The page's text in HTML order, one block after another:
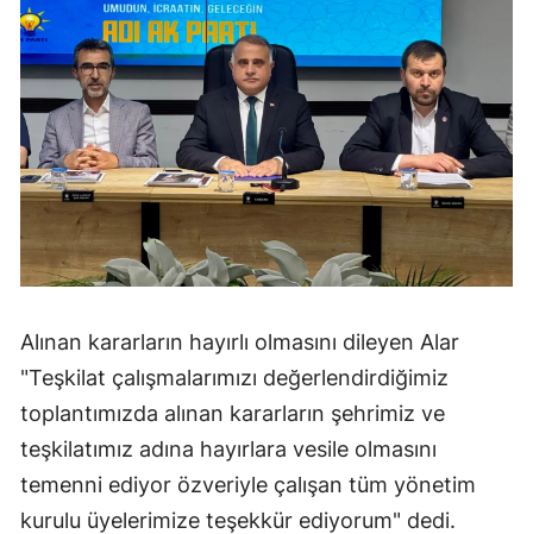
Tokat
Trabzon
Tunceli
Şanlıurfa
Uşak
Van
Zonguldak
Aksaray
Bayburt
Karaman
Alınan kararların hayırlı olmasını dileyen Alar
"Teşkilat çalışmalarımızı değerlendirdiğimiz
toplantımızda alınan kararların şehrimiz ve
teşkilatımız adına hayırlara vesile olmasını
temenni ediyor özveriyle çalışan tüm yönetim
kurulu üyelerimize teşekkür ediyorum" dedi.